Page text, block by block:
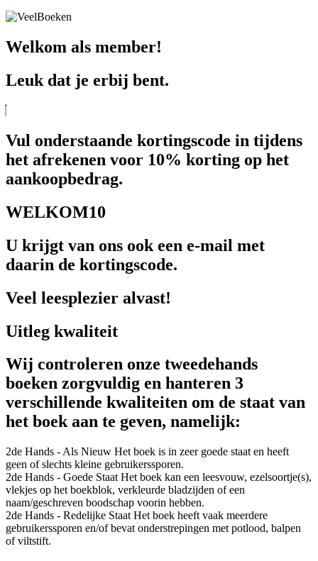
Welkom als member!
Leuk dat je erbij bent.
Vul onderstaande kortingscode in tijdens
het afrekenen voor 10% korting op het
aankoopbedrag.
WELKOM10
U krijgt van ons ook een e-mail met
daarin de kortingscode.
Veel leesplezier alvast!
Uitleg kwaliteit
Wij controleren onze tweedehands
boeken zorgvuldig en hanteren 3
verschillende kwaliteiten om de staat van
het boek aan te geven, namelijk:
2de Hands - Als Nieuw Het boek is in zeer goede staat en heeft
geen of slechts kleine gebruikerssporen.
2de Hands - Goede Staat Het boek kan een leesvouw, ezelsoortje(s),
vlekjes op het boekblok, verkleurde bladzijden of een
naam/geschreven boodschap voorin hebben.
2de Hands - Redelijke Staat Het boek heeft vaak meerdere
gebruikerssporen en/of bevat onderstrepingen met potlood, balpen
of viltstift.